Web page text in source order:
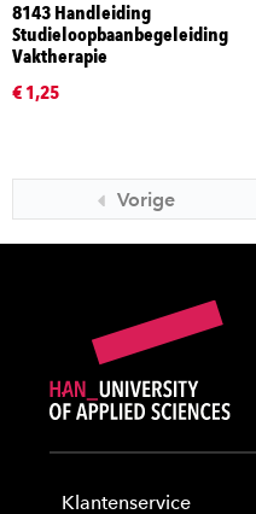
8143 Handleiding
Studieloopbaanbegeleiding
Vaktherapie
€ 1,25
Vorige
Klantenservice